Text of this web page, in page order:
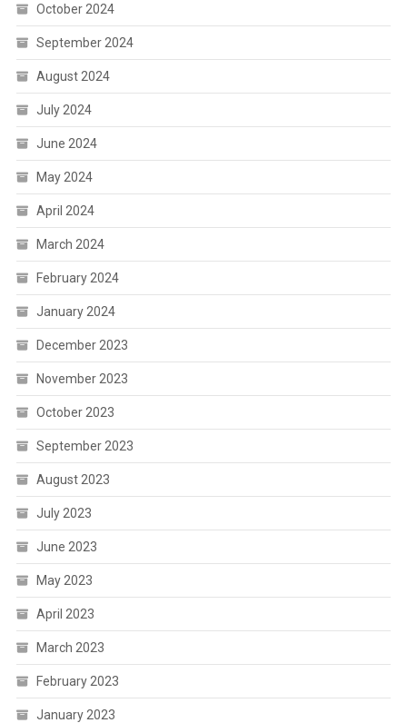
October 2024
September 2024
August 2024
July 2024
June 2024
May 2024
April 2024
March 2024
February 2024
January 2024
December 2023
November 2023
October 2023
September 2023
August 2023
July 2023
June 2023
May 2023
April 2023
March 2023
February 2023
January 2023